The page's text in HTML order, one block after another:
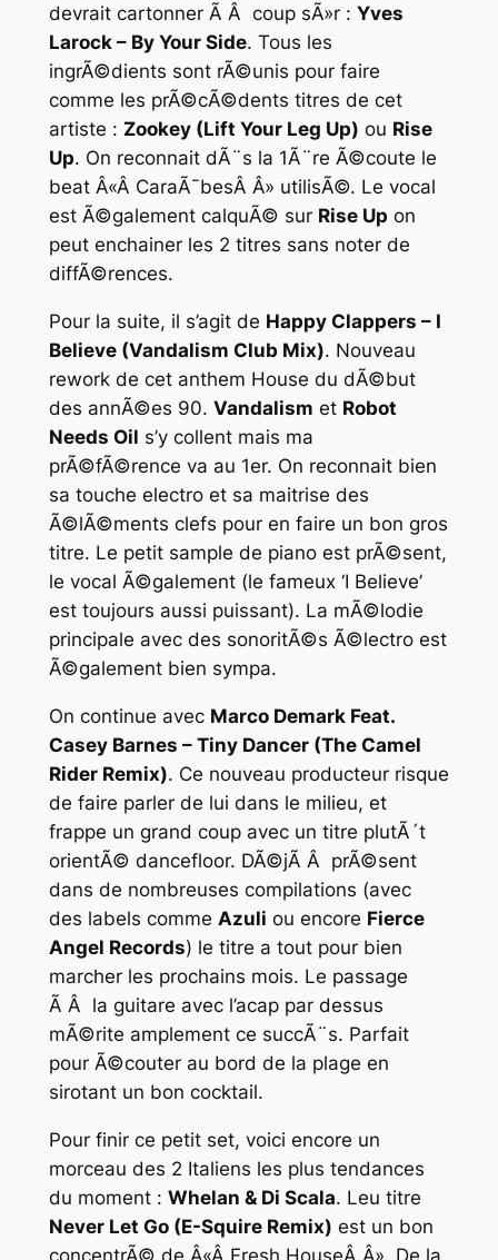
devrait cartonner Ã Â coup sÃ»r : Yves
Larock – By Your Side. Tous les
ingrÃ©dients sont rÃ©unis pour faire
comme les prÃ©cÃ©dents titres de cet
artiste : Zookey (Lift Your Leg Up) ou Rise
Up. On reconnait dÃ¨s la 1Ã¨re Ã©coute le
beat Â«Â CaraÃ¯besÂ Â» utilisÃ©. Le vocal
est Ã©galement calquÃ© sur Rise Up on
peut enchainer les 2 titres sans noter de
diffÃ©rences.
Pour la suite, il s’agit de Happy Clappers – I
Believe (Vandalism Club Mix). Nouveau
rework de cet anthem House du dÃ©but
des annÃ©es 90. Vandalism et Robot
Needs Oil s’y collent mais ma
prÃ©fÃ©rence va au 1er. On reconnait bien
sa touche electro et sa maitrise des
Ã©lÃ©ments clefs pour en faire un bon gros
titre. Le petit sample de piano est prÃ©sent,
le vocal Ã©galement (le fameux ‘I Believe’
est toujours aussi puissant). La mÃ©lodie
principale avec des sonoritÃ©s Ã©lectro est
Ã©galement bien sympa.
On continue avec Marco Demark Feat.
Casey Barnes – Tiny Dancer (The Camel
Rider Remix). Ce nouveau producteur risque
de faire parler de lui dans le milieu, et
frappe un grand coup avec un titre plutÃ´t
orientÃ© dancefloor. DÃ©jÃ Â prÃ©sent
dans de nombreuses compilations (avec
des labels comme Azuli ou encore Fierce
Angel Records) le titre a tout pour bien
marcher les prochains mois. Le passage
Ã Â la guitare avec l’acap par dessus
mÃ©rite amplement ce succÃ¨s. Parfait
pour Ã©couter au bord de la plage en
sirotant un bon cocktail.
Pour finir ce petit set, voici encore un
morceau des 2 Italiens les plus tendances
du moment : Whelan & Di Scala. Leu titre
Never Let Go (E-Squire Remix) est un bon
concentrÃ© de Â«Â Fresh HouseÂ Â». De la